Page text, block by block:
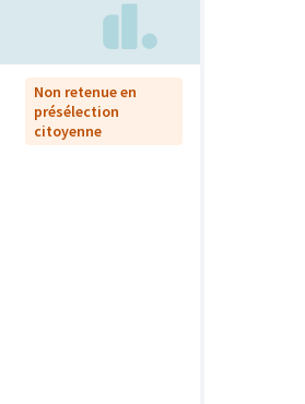
Non retenue en
présélection
citoyenne